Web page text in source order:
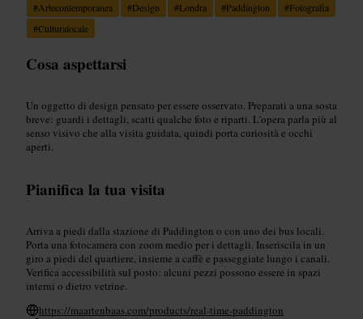
#Artecontemporanea #Design #Londra #Paddington #Fotografia
#Culturalocale
Cosa aspettarsi
Un oggetto di design pensato per essere osservato. Preparati a una sosta
breve: guardi i dettagli, scatti qualche foto e riparti. L'opera parla più al
senso visivo che alla visita guidata, quindi porta curiosità e occhi
aperti.
Pianifica la tua visita
Arriva a piedi dalla stazione di Paddington o con uno dei bus locali.
Porta una fotocamera con zoom medio per i dettagli. Inseriscila in un
giro a piedi del quartiere, insieme a caffè e passeggiate lungo i canali.
Verifica accessibilità sul posto: alcuni pezzi possono essere in spazi
interni o dietro vetrine.
https://maartenbaas.com/products/real-time-paddington